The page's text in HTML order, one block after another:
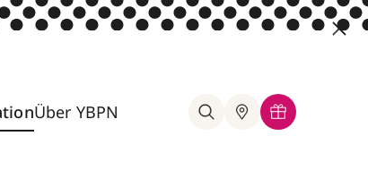
Über YBPN